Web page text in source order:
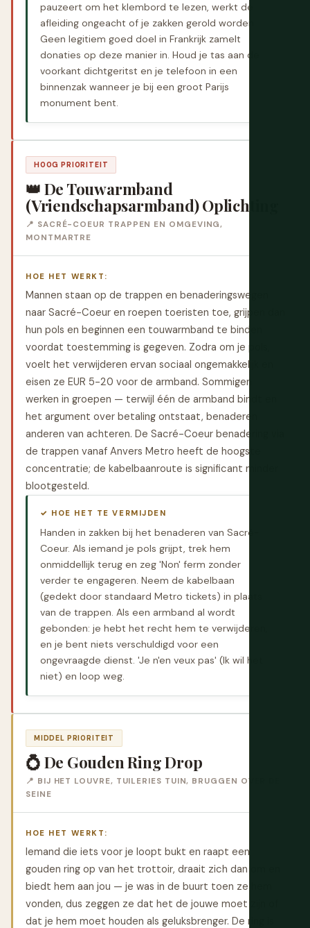
pauzeert om het klembord te lezen, werkt de
afleiding ongeacht of je zakken gerold worden.
Geen legitiem goed doel in Frankrijk zamelt
donaties op deze manier in. Houd je tas aan de
voorkant dichtgeritst en je telefoon in een
binnenzak wanneer je bij een groot Parijs
monument bent.
HOOG PRIORITEIT
👑 De Touwarmband
(Vriendschapsarmband) Oplichting
📍 SACRÉ-COEUR TRAPPEN EN OMGEVING,
MONTMARTRE
HOE HET WERKT:
Mannen staan op de trappen en benaderingswegen
naar Sacré-Coeur en roepen toeristen toe, grijpen dan
hun pols en beginnen een touwarmband te binden
voordat toestemming is gegeven. Zodra om je pols,
voelt het verwijderen ervan sociaal ongemakkelijk en
eisen ze EUR 5-20 voor de armband. Sommigen
werken in groepen — terwijl één de armband bindt en
het argument over betaling ontstaat, benaderen
anderen van achteren. De Sacré-Coeur benadering via
de trappen vanaf Anvers Metro heeft de hoogste
concentratie; de kabelbaanroute is significant minder
blootgesteld.
✓ HOE HET TE VERMIJDEN
Handen in zakken bij het benaderen van Sacré-
Coeur. Als iemand je pols grijpt, trek hem
onmiddellijk terug en zeg 'Non' ferm zonder
verder te engageren. Neem de kabelbaan
(gedekt door standaard Metro tickets) in plaats
van de trappen. Als een armband al wordt
gebonden: je hebt het recht hem te verwijderen,
en je bent niets verschuldigd voor een
ongevraagde dienst. 'Je n'en veux pas' (Ik wil het
niet) en loop weg.
MIDDEL PRIORITEIT
💍 De Gouden Ring Drop
📍 BIJ HET LOUVRE, TUILERIES TUIN, BRUGGEN OVER DE
SEINE
HOE HET WERKT:
Iemand die iets voor je loopt bukt en raapt een
gouden ring op van het trottoir, draait zich dan om en
biedt hem aan jou — je was in de buurt toen ze hem
vonden, dus zeggen ze dat het de jouwe moet zijn of
dat je hem moet houden als geluksbrenger. De ring is